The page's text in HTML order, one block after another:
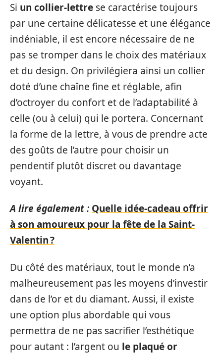
Si un collier-lettre se caractérise toujours
par une certaine délicatesse et une élégance
indéniable, il est encore nécessaire de ne
pas se tromper dans le choix des matériaux
et du design. On privilégiera ainsi un collier
doté d’une chaîne fine et réglable, afin
d’octroyer du confort et de l’adaptabilité à
celle (ou à celui) qui le portera. Concernant
la forme de la lettre, à vous de prendre acte
des goûts de l’autre pour choisir un
pendentif plutôt discret ou davantage
voyant.
A lire également : Quelle idée-cadeau offrir
à son amoureux pour la fête de la Saint-
Valentin ?
Du côté des matériaux, tout le monde n’a
malheureusement pas les moyens d’investir
dans de l’or et du diamant. Aussi, il existe
une option plus abordable qui vous
permettra de ne pas sacrifier l’esthétique
pour autant : l’argent ou le plaqué or